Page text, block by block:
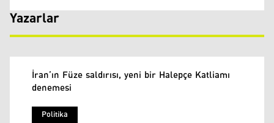
Yazarlar
Politika
İran’ın Füze saldırısı, yeni bir Halepçe Katliamı
denemesi